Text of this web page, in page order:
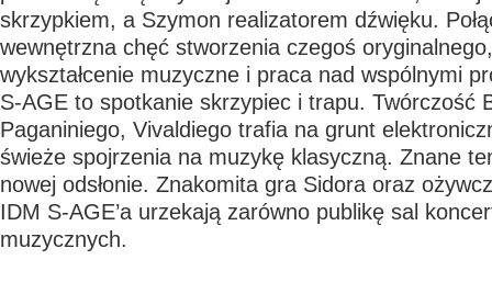
skrzypkiem, a Szymon realizatorem dźwięku.
wewnętrzna chęć stworzenia czegoś
wykształcenie muzyczne i praca nad wspólnymi
S-AGE to spotkanie skrzypiec i trapu. Twórczość
Paganiniego, Vivaldiego trafia na grunt
świeże spojrzenia na muzykę klasyczną. Znane
nowej odsłonie. Znakomita gra Sidora oraz
IDM S-AGE’a urzekają zarówno publikę sal
muzycznych.